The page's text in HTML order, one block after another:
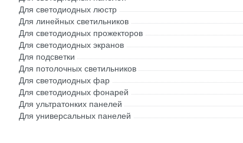
Для светодиодных люстр
Для линейных светильников
Для светодиодных прожекторов
Для светодиодных экранов
Для подсветки
Для потолочных светильников
Для светодиодных фар
Для светодиодных фонарей
Для ультратонких панелей
Для универсальных панелей